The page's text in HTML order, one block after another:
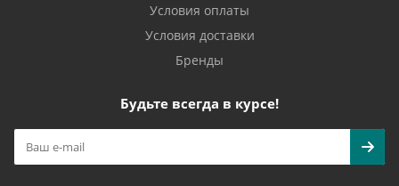
Условия оплаты
Условия доставки
Бренды
Будьте всегда в курсе!